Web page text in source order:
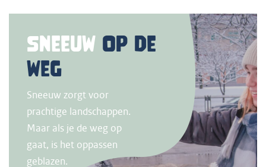
Sneeuw op de
weg
Sneeuw zorgt voor
prachtige landschappen.
Maar als je de weg op
gaat, is het oppassen
geblazen.